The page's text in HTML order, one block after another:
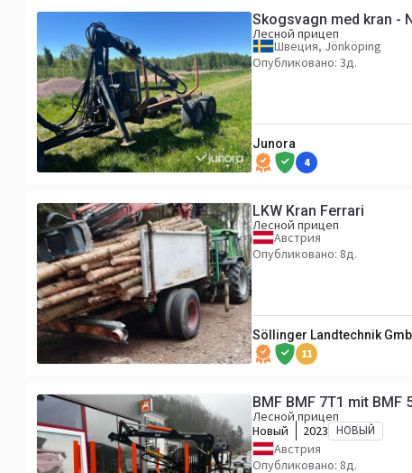
Лесной прицеп
Швеция, Jönköping
Опубликовано: 3д.
Junora
4
LKW Kran Ferrari
Лесной прицеп
Австрия
Опубликовано: 8д.
Söllinger Landtechnik
11
BMF BMF 7T1 mit BMF
Лесной прицеп
Новый
2023 НОВЫЙ
Австрия
Опубликовано: 8д.